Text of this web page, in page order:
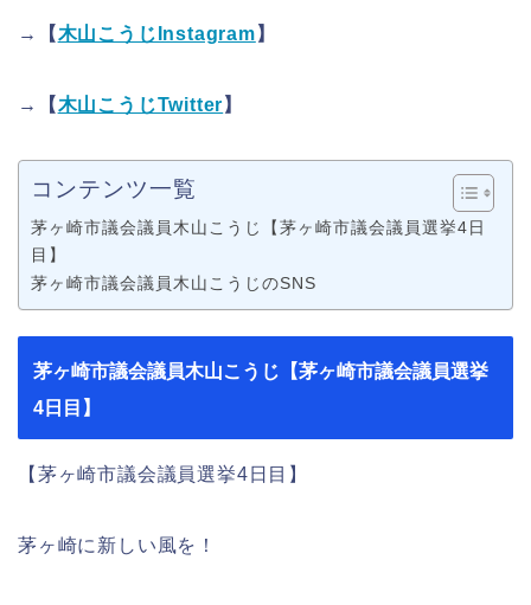
→【木山こうじInstagram 】
→【木山こうじTwitter 】
コンテンツ一覧
茅ヶ崎市議会議員木山こうじ【茅ヶ崎市議会議員選挙4日
目】
茅ヶ崎市議会議員木山こうじのSNS
茅ヶ崎市議会議員木山こうじ【茅ヶ崎市議会議員選挙
4日目】
【茅ヶ崎市議会議員選挙4日目】
茅ヶ崎に新しい風を！